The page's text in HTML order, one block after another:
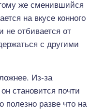
же сменившийся
на вкусе конного
отбивается от
с другими
Из-за
становится почти
полезно разве что на